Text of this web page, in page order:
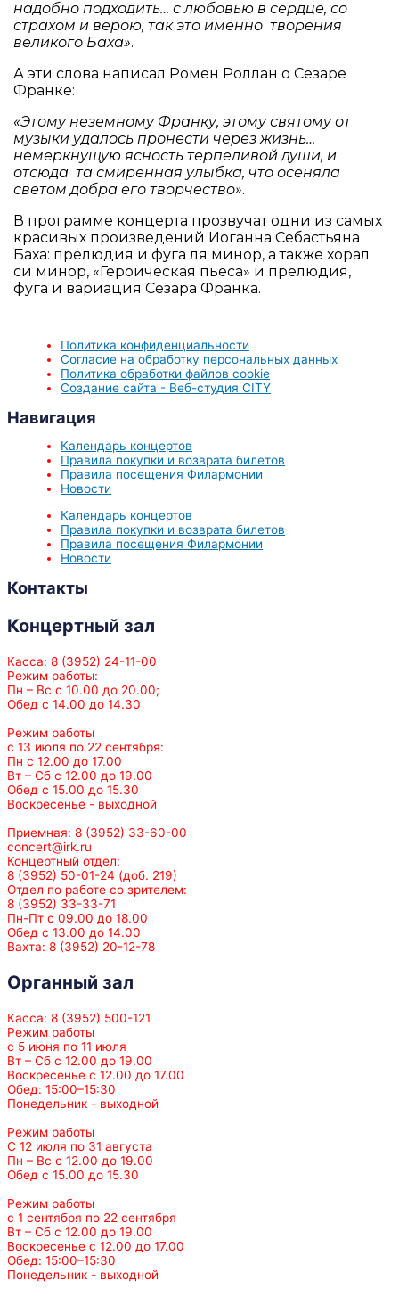
надобно подходить… с любовью в сердце, со
страхом и верою, так это именно творения
великого Баха».
А эти слова написал Ромен Роллан о Сезаре
Франке:
«Этому неземному Франку, этому святому от
музыки удалось пронести через жизнь…
немеркнущую ясность терпеливой души, и
отсюда та смиренная улыбка, что осеняла
светом добра его творчество».
В программе концерта прозвучат одни из самых
красивых произведений Иоганна Себастьяна
Баха: прелюдия и фуга ля минор, а также хорал
си минор, «Героическая пьеса» и прелюдия,
фуга и вариация Сезара Франка.
Политика конфиденциальности
Согласие на обработку персональных данных
Политика обработки файлов cookie
Создание сайта - Веб-студия CITY
Навигация
Календарь концертов
Правила покупки и возврата билетов
Правила посещения Филармонии
Новости
Календарь концертов
Правила покупки и возврата билетов
Правила посещения Филармонии
Новости
Контакты
Концертный зал
Касса: 8 (3952) 24-11-00
Режим работы:
Пн – Вс с 10.00 до 20.00;
Обед с 14.00 до 14.30
Режим работы
с 13 июля по 22 сентября:
Пн с 12.00 до 17.00
Вт – Сб с 12.00 до 19.00
Обед с 15.00 до 15.30
Воскресенье - выходной
Приемная: 8 (3952) 33-60-00
concert@irk.ru
Концертный отдел:
8 (3952) 50-01-24 (доб. 219)
Отдел по работе со зрителем:
8 (3952) 33-33-71
Пн-Пт с 09.00 до 18.00
Обед с 13.00 до 14.00
Вахта: 8 (3952) 20-12-78
Органный зал
Касса: 8 (3952) 500-121
Режим работы
с 5 июня по 11 июля
Вт – Сб с 12.00 до 19.00
Воскресенье с 12.00 до 17.00
Обед: 15:00–15:30
Понедельник - выходной
Режим работы
С 12 июля по 31 августа
Пн – Вс с 12.00 до 19.00
Обед с 15.00 до 15.30
Режим работы
с 1 сентября по 22 сентября
Вт – Сб с 12.00 до 19.00
Воскресенье с 12.00 до 17.00
Обед: 15:00–15:30
Понедельник - выходной